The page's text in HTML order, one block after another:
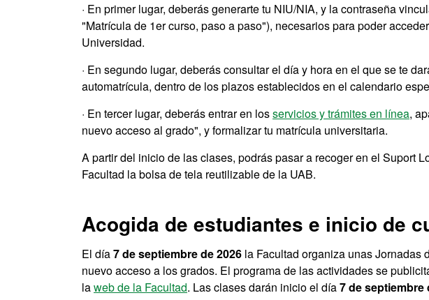
· En primer lugar, deberás generarte tu NIU/NIA, y la contraseña
"Matrícula de 1er curso, paso a paso"), necesarios para poder
Universidad.
· En segundo lugar, deberás consultar el día y hora en el que se te
automatrícula, dentro de los plazos establecidos en el calendario
· En tercer lugar, deberás entrar en losservicios y trámites en línea,
nuevo acceso al grado", y formalizar tu matrícula universitaria.
A partir del inicio de las clases, podrás pasar a recoger en el Suport
Facultad la bolsa de tela reutilizable de la UAB.
Acogida de estudiantes e inicio de
El día7 de septiembre de 2026 la Facultad organiza unas
nuevo acceso a los grados. El programa de las actividades se
laweb de la Facultad. Las clases darán inicio el día7 de septiembre